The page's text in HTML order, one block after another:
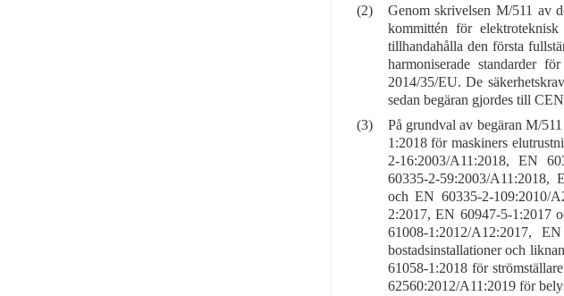
(2)
Genom skrivelsen M/511 av
kommittén för
tillhandahålla den första
harmoniserade standarder
2014/35/EU. De
sedan begäran gjordes till
(3)
På grundval av begäran M/
1:2018 för maskiners
2-16:2003/A11:2018, EN
60335-2-59:2003/A11:2018,
och EN 60335-2-109:2010/
2:2017, EN 60947-5-1:2017
61008-1:2012/A12:2017,
bostadsinstallationer och
61058-1:2018 för
62560:2012/A11:2019 för